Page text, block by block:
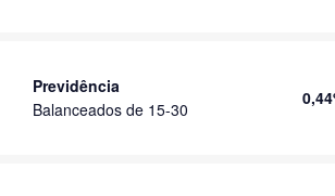
Previdência
Balanceados de 15-30